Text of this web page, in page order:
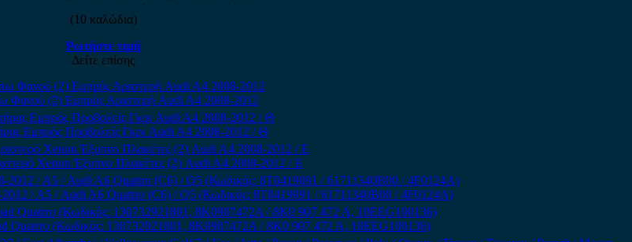
(10 καλώδια)
Ρωτήστε τιμή
Δείτε επίσης
Φανού (2) Εμπρός Αριστερή Audi A4 2008-2012
Εμπρός Προβολείς Γκρι Audi A4 2008-2012 / Θ
Xenon Έξυπνο Πλακέτες (2) Audi A4 2008-2012 / Ε
2012 / A5 / Audi A6 Quattro (C6) / Q5 (Κωδικός: 8T0419091 / 61711340B00 / 4F0124A)
Quatrro (Κωδικός: 130732921801, 8K0907472A / 8K0 907 472 A, 10EEG100136)